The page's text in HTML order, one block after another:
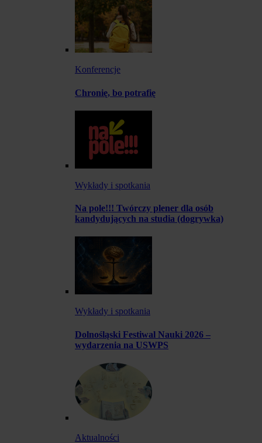
Konferencje
Chronię, bo potrafię
Wykłady i spotkania
Na pole!!! Twórczy plener dla osób
kandydujących na studia (dogrywka)
Wykłady i spotkania
Dolnośląski Festiwal Nauki 2026 –
wydarzenia na USWPS
Aktualności